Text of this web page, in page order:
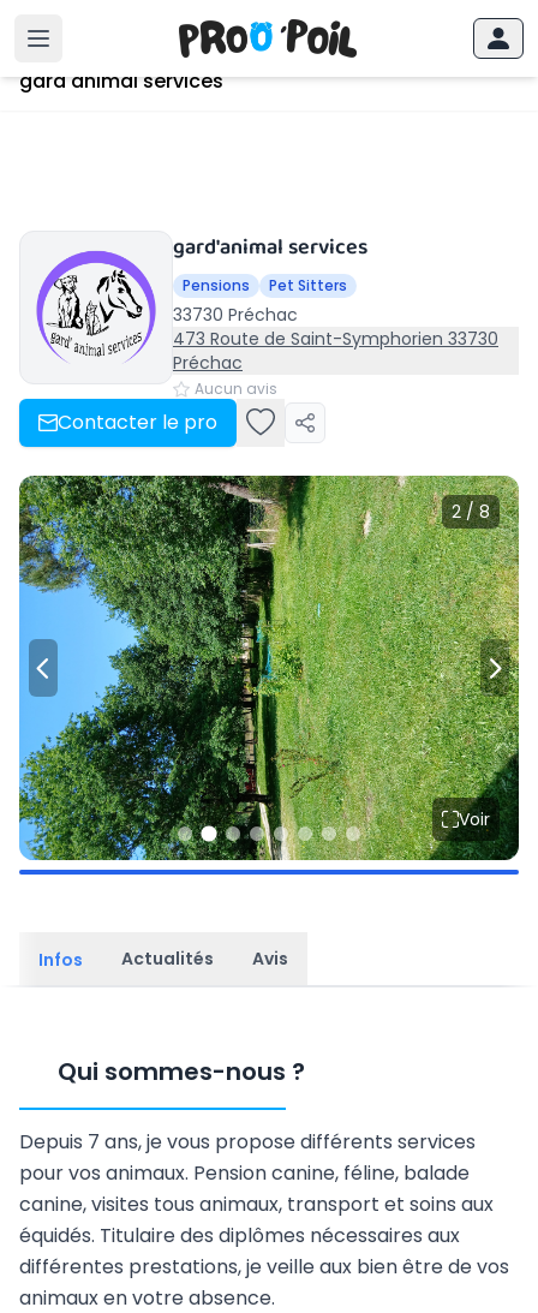
Accueil gard'animal services
gard'animal services
gard'animal services
Pensions Pet Sitters
33730 Préchac
473 Route de Saint-Symphorien 33730
Préchac
Aucun avis
Contacter le pro
2 / 8
Voir
Infos Actualités Avis
Qui sommes-nous ?
Depuis 7 ans, je vous propose différents services
pour vos animaux. Pension canine, féline, balade
canine, visites tous animaux, transport et soins aux
équidés. Titulaire des diplômes nécessaires aux
différentes prestations, je veille aux bien être de vos
animaux en votre absence.